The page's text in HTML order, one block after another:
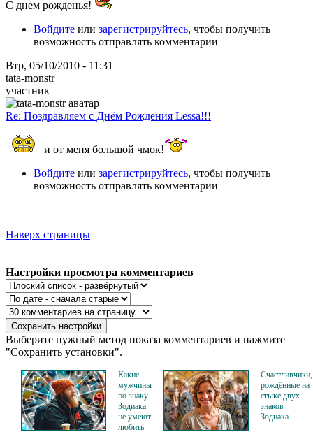
С днем рожденья!
Войдите или зарегистрируйтесь, чтобы получить
возможность отправлять комментарии
Втр, 05/10/2010 - 11:31
tata-monstr
участник
Re: Поздравляем с Днём Рождения Lessa!!!
и от меня большой чмок!
Войдите или зарегистрируйтесь, чтобы получить
возможность отправлять комментарии
Наверх страницы
Настройки просмотра комментариев
Выберите нужный метод показа комментариев и нажмите
"Сохранить установки".
Какие
мужчины
по знаку
Зодиака
не умеют
любить
Счастливчики,
рождённые на
стыке двух
знаков
Зодиака